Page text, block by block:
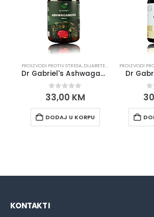
PROIZVODI PROTIV STRESA, DIJABETES, HOLESTEROL, PRITISAK
Dr Gabriel's Ashwagandha kapsule
0out of 5
33,00 KM
DODAJ U KORPU
PROIZVODI
Dr
0
KONTAKT I